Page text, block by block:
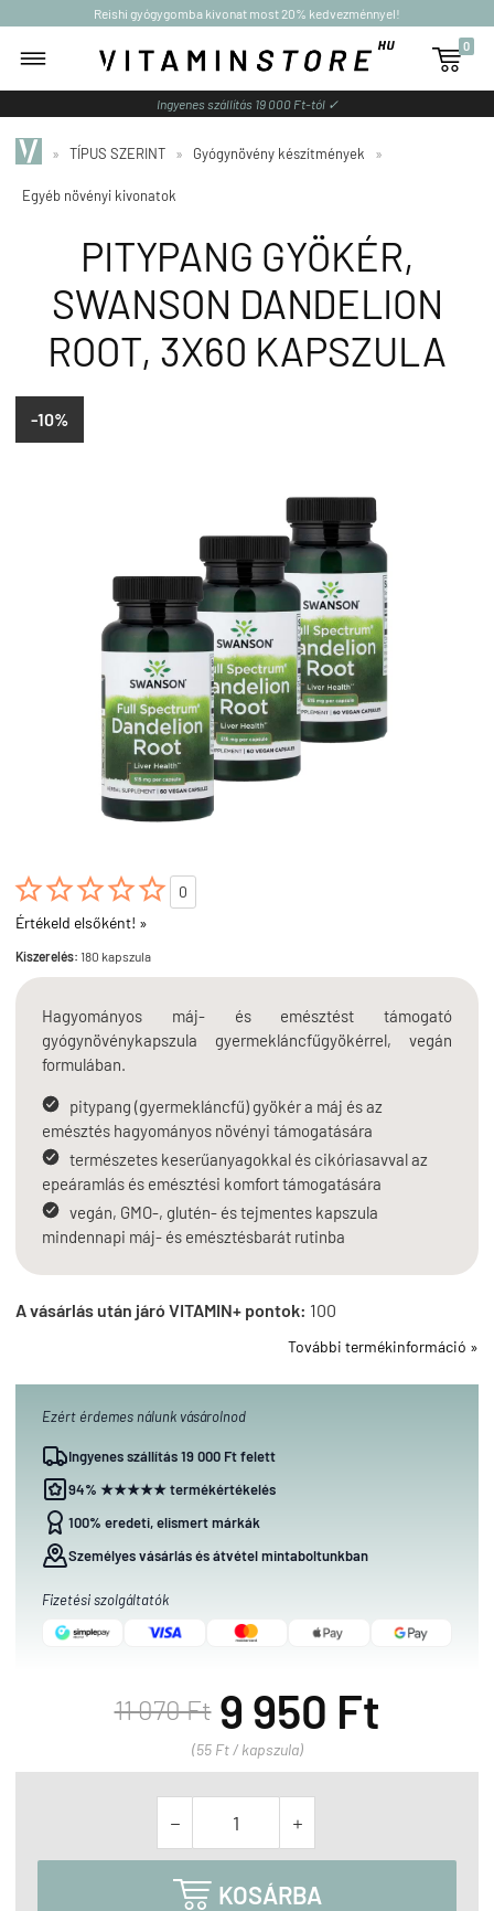
Reishi gyógygomba kivonat most 20% kedvezménnyel!

0
Ingyenes szállítás 19 000 Ft-tól ✓
» TÍPUS SZERINT » Gyógynövény készítmények »
Egyéb növényi kivonatok
PITYPANG GYÖKÉR,
SWANSON DANDELION
ROOT, 3X60 KAPSZULA
-10%

0
Értékeld elsőként! »
Kiszerelés: 180 kapszula
Hagyományos máj- és emésztést támogató
gyógynövénykapszula gyermekláncfűgyökérrel, vegán
formulában.
pitypang (gyermekláncfű) gyökér a máj és az
emésztés hagyományos növényi támogatására
természetes keserűanyagokkal és cikóriasavval az
epeáramlás és emésztési komfort támogatására
vegán, GMO-, glutén- és tejmentes kapszula
mindennapi máj- és emésztésbarát rutinba
A vásárlás után járó VITAMIN+ pontok: 100
További termékinformáció »
Ezért érdemes nálunk vásárolnod
Ingyenes szállítás 19 000 Ft felett
94% ★★★★★ termékértékelés
100% eredeti, elismert márkák
Személyes vásárlás és átvétel mintaboltunkban
Fizetési szolgáltatók
11 070 Ft 9 950 Ft
(55 Ft / kapszula)
 
 KOSÁRBA